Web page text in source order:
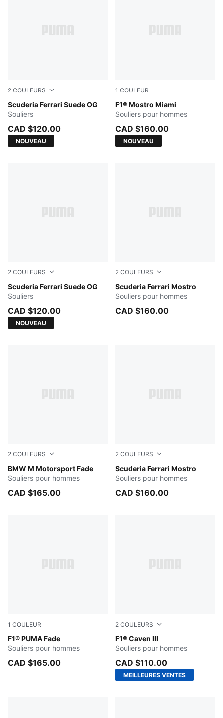
2 COULEURS
Scuderia Ferrari Suede OG
PUMA Black-PUMA White
Souliers
CAD $120.00
NOUVEAU
1 COULEUR
F1® Mostro Miami
Jasmine Flower-Ultra Blue
Souliers pour hommes
CAD $160.00
NOUVEAU
2 COULEURS
Scuderia Ferrari Suede OG
Rosso Corsa-PUMA White
Souliers
CAD $120.00
NOUVEAU
2 COULEURS
Scuderia Ferrari Mostro
Rose Latte-Sandstone
Souliers pour hommes
CAD $160.00
2 COULEURS
BMW M Motorsport Fade
PUMA BLACK
Souliers pour hommes
CAD $165.00
2 COULEURS
Scuderia Ferrari Mostro
Rosso Corsa-PUMA Black
Souliers pour hommes
CAD $160.00
1 COULEUR
F1® PUMA Fade
PUMA Black-Blue Jewel
Souliers pour hommes
CAD $165.00
2 COULEURS
F1® Caven III
PUMA Black-Pop Red
Souliers pour hommes
CAD $110.00
MEILLEURES VENTES